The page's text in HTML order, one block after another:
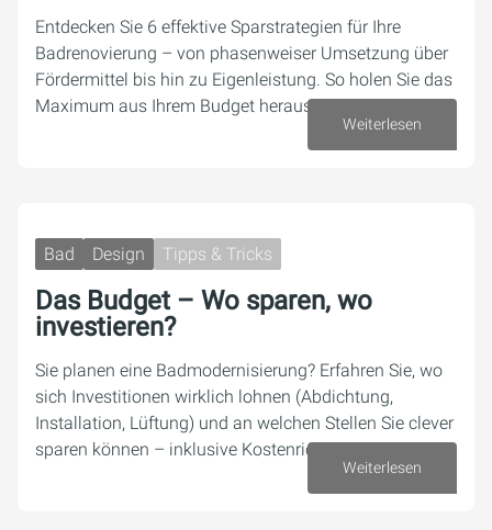
Entdecken Sie 6 effektive Sparstrategien für Ihre
Badrenovierung – von phasenweiser Umsetzung über
Fördermittel bis hin zu Eigenleistung. So holen Sie das
Maximum aus Ihrem Budget heraus.
Weiterlesen
Bad Design Tipps & Tricks
Das Budget – Wo sparen, wo
investieren?
Sie planen eine Badmodernisierung? Erfahren Sie, wo
sich Investitionen wirklich lohnen (Abdichtung,
Installation, Lüftung) und an welchen Stellen Sie clever
sparen können – inklusive Kostenrichtwerten.
Weiterlesen